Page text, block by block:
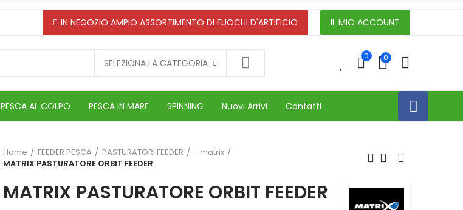
IN NEGOZIO AMPIO ASSORTIMENTO DI FUOCHI D'ARTIFICIO IL MIO ACCOUNT
SELEZIONA LA CATEGORIA
0 0
PESCA AL COLPO PESCA IN MARE SPINNING Nuovi Arrivi Contatti
Home FEEDER PESCA PASTURATORI FEEDER
- matrix
MATRIX PASTURATORE ORBIT FEEDER
MATRIX PASTURATORE ORBIT FEEDER